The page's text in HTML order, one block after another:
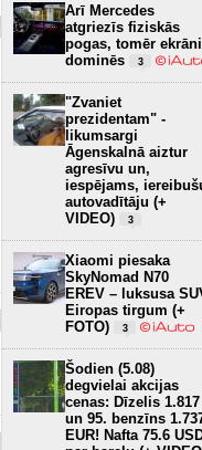
Arī Mercedes
atgriezīs fiziskās
pogas, tomēr ekrāni
dominēs
3
"Zvaniet
prezidentam" -
likumsargi
Āgenskalnā aiztur
agresīvu un,
iespējams,
autovadītāju (+
VIDEO)
3
Xiaomi piesaka
SkyNomad N70
EREV – luksusa
Eiropas tirgum (+
FOTO)
3
Šodien (5.08)
degvielai akcijas
cenas: Dīzelis 1.817
un 95. benzīns
EUR! Nafta 75.6